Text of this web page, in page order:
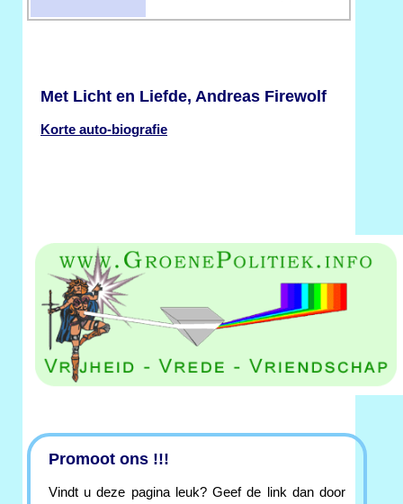
Met Licht en Liefde, Andreas Firewolf
Korte auto-biografie
Promoot ons !!!
Vindt u deze pagina leuk? Geef de link dan door